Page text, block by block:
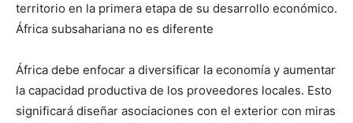
territorio en la primera etapa de su desarrollo económico.
África subsahariana no es diferente
África debe enfocar a diversificar la economía y aumentar
la capacidad productiva de los proveedores locales. Esto
significará diseñar asociaciones con el exterior con miras